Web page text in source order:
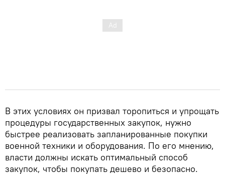
В этих условиях он призвал торопиться и упрощать
процедуры государственных закупок, нужно
быстрее реализовать запланированные покупки
военной техники и оборудования. По его мнению,
власти должны искать оптимальный способ
закупок, чтобы покупать дешево и безопасно.